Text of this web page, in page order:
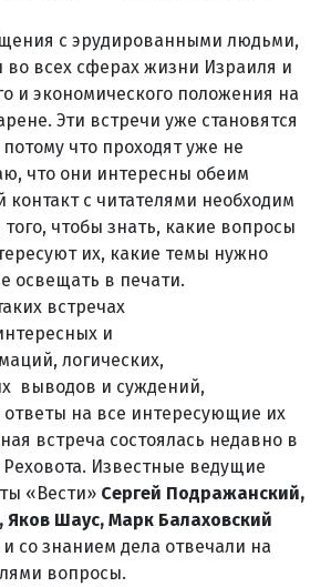
с эрудированными людьми,
всех сферах жизни Израиля и
и экономического положения на
Эти встречи уже становятся
что проходят уже не
что они интересны обеим
контакт с читателями необходим
чтобы знать, какие вопросы
их, какие темы нужно
освещать в печати.
встречах
и
логических,
выводов и суждений,
на все интересующие их
встреча состоялась недавно в
Известные ведущие
«Вести» Сергей Подражанский,
Шаус, Марк Балаховский
со знанием дела отвечали на
вопросы.